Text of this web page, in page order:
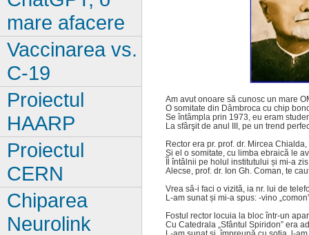
Am avut onoare să cunosc un mare
O somitate din Dâmbroca cu chip
Se întâmpla prin 1973, eu eram
La sfârşit de anul III, pe un trend
Rector era pr. prof. dr. Mircea Chialda,
Și el o somitate, cu limba ebraică le
Îl întâlnii pe holul institutului și mi-a
Alecse, prof. dr. Ion Gh. Coman, te
Vrea să-i faci o vizită, ia nr. lui de
L-am sunat și mi-a spus: -vino
Fostul rector locuia la bloc într-un
Cu Catedrala „Sfântul Spiridon” era
mare afacere
Vaccinarea vs.
C-19
Proiectul
HAARP
Proiectul
CERN
Chiparea
Neurolink